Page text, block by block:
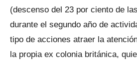
(descenso del 23 por ciento de
durante el segundo año de
tipo de acciones atraer la
la propia ex colonia británica,